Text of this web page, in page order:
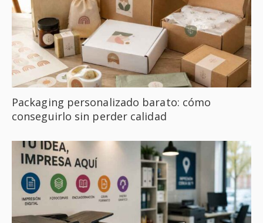
Packaging personalizado barato: cómo
conseguirlo sin perder calidad